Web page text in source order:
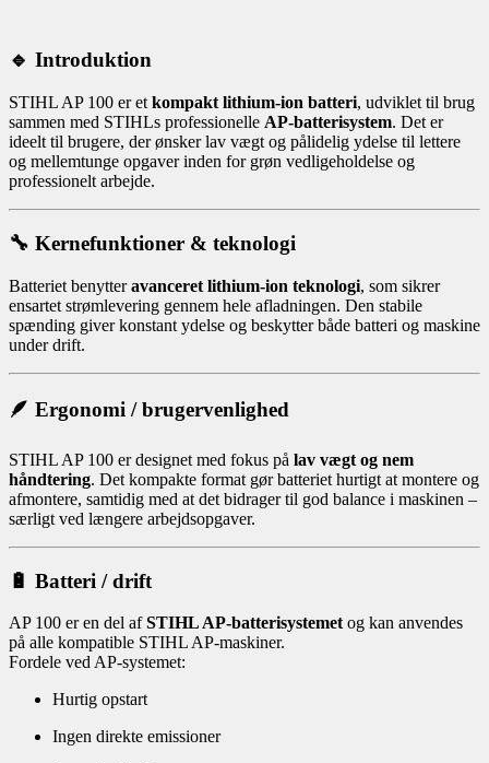
🔹 Introduktion
STIHL AP 100 er et kompakt lithium-ion batteri, udviklet til brug
sammen med STIHLs professionelle AP-batterisystem. Det er
ideelt til brugere, der ønsker lav vægt og pålidelig ydelse til lettere
og mellemtunge opgaver inden for grøn vedligeholdelse og
professionelt arbejde.
🔧 Kernefunktioner & teknologi
Batteriet benytteravanceret lithium-ion teknologi, som sikrer
ensartet strømlevering gennem hele afladningen. Den stabile
spænding giver konstant ydelse og beskytter både batteri og maskine
under drift.
🪶 Ergonomi / brugervenlighed
STIHL AP 100 er designet med fokus på lav vægt og nem
håndtering. Det kompakte format gør batteriet hurtigt at montere og
afmontere, samtidig med at det bidrager til god balance i maskinen –
særligt ved længere arbejdsopgaver.
🔋 Batteri / drift
AP 100 er en del afSTIHL AP-batterisystemetog kan anvendes
på alle kompatible STIHL AP-maskiner.
Fordele ved AP-systemet:
Hurtig opstart
Ingen direkte emissioner